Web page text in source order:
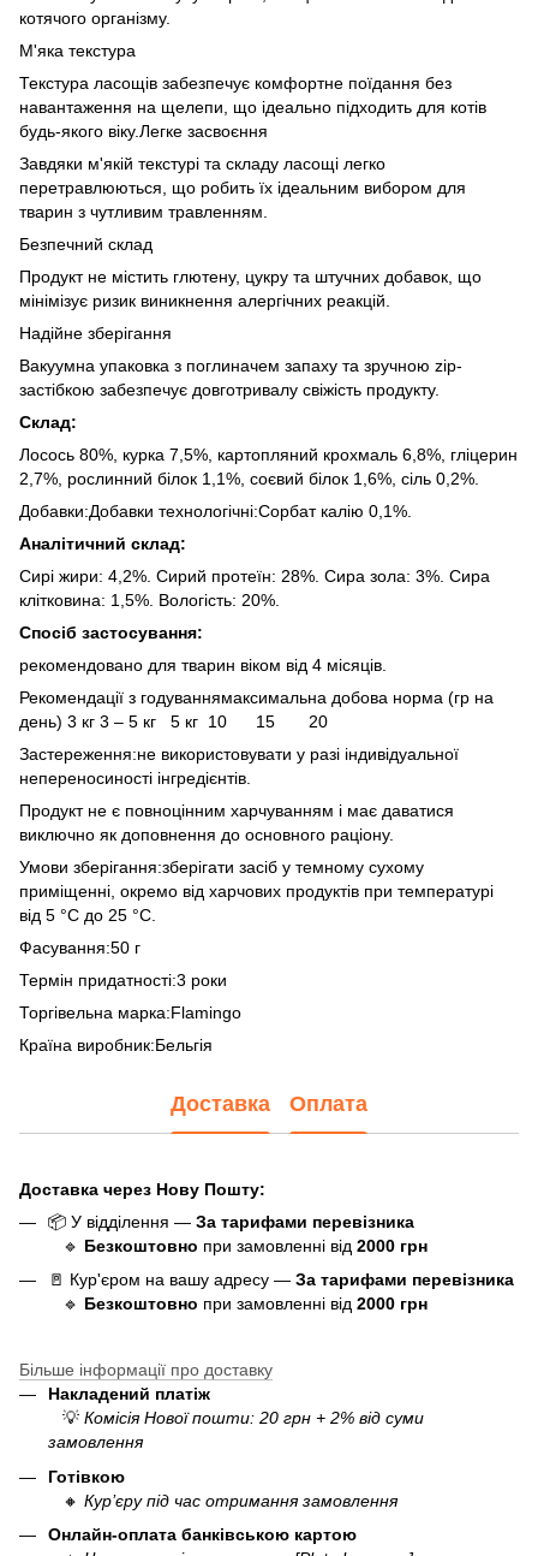
котячого організму.
М'яка текстура
Текстура ласощів забезпечує комфортне поїдання без
навантаження на щелепи, що ідеально підходить для котів
будь-якого віку.Легке засвоєння
Завдяки м'якій текстурі та складу ласощі легко
перетравлюються, що робить їх ідеальним вибором для
тварин з чутливим травленням.
Безпечний склад
Продукт не містить глютену, цукру та штучних добавок, що
мінімізує ризик виникнення алергічних реакцій.
Надійне зберігання
Вакуумна упаковка з поглиначем запаху та зручною zip-
застібкою забезпечує довготривалу свіжість продукту.
Склад:
Лосось 80%, курка 7,5%, картопляний крохмаль 6,8%, гліцерин
2,7%, рослинний білок 1,1%, соєвий білок 1,6%, сіль 0,2%.
Добавки:Добавки технологічні:Сорбат калію 0,1%.
Аналітичний склад:
Сирі жири: 4,2%. Сирий протеїн: 28%. Сира зола: 3%. Сира
клітковина: 1,5%. Вологість: 20%.
Спосіб застосування:
рекомендовано для тварин віком від 4 місяців.
Рекомендації з годуваннямаксимальна добова норма (гр на
день) 3 кг 3 – 5 кг 5 кг 10 15 20
Застереження:не використовувати у разі індивідуальної
непереносиності інгредієнтів.
Продукт не є повноцінним харчуванням і має даватися
виключно як доповнення до основного раціону.
Умови зберігання:зберігати засіб у темному сухому
приміщенні, окремо від харчових продуктів при температурі
від 5 °С до 25 °С.
Фасування:50 г
Термін придатності:3 роки
Торгівельна марка:Flamingo
Країна виробник:Бельгія
Доставка Оплата
Доставка через Нову Пошту:
📦 У відділення — За тарифами перевізника
🔹 Безкоштовно при замовленні від 2000 грн
🚪 Кур'єром на вашу адресу — За тарифами перевізника
🔹 Безкоштовно при замовленні від 2000 грн
Більше інформації про доставку
Накладений платіж
💡 Комісія Нової пошти: 20 грн + 2% від суми
замовлення
Готівкою
🔸 Кур’єру під час отримання замовлення
Онлайн-оплата банківською картою